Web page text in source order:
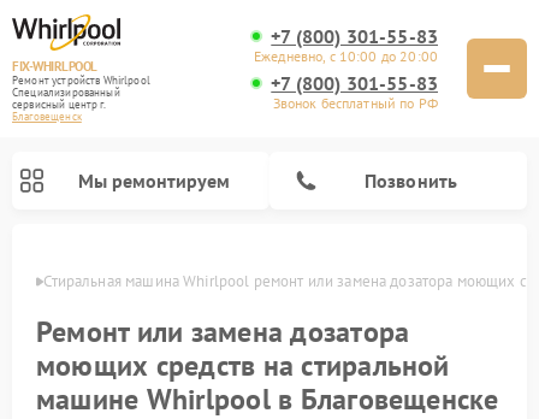
FIX-WHIRLPOOL
Ремонт устройств Whirlpool
Специализированный
cервисный центр г.
Благовещенск
+7 (800) 301-55-83
Ежедневно, с 10:00 до 20:00
+7 (800) 301-55-83
Звонок бесплатный по РФ
Мы ремонтируем Позвонить
Стиральная машина Whirlpool ремонт или замена дозатора моющих
Ремонт или замена дозатора
моющих средств на стиральной
машине Whirlpool в Благовещенске